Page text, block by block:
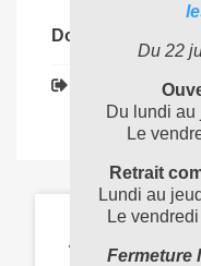
Documents joints
2933090_FT
ARTICLES
Du 22
Du lundi au
Le
Retrait
Lundi au
Le
Fermeture